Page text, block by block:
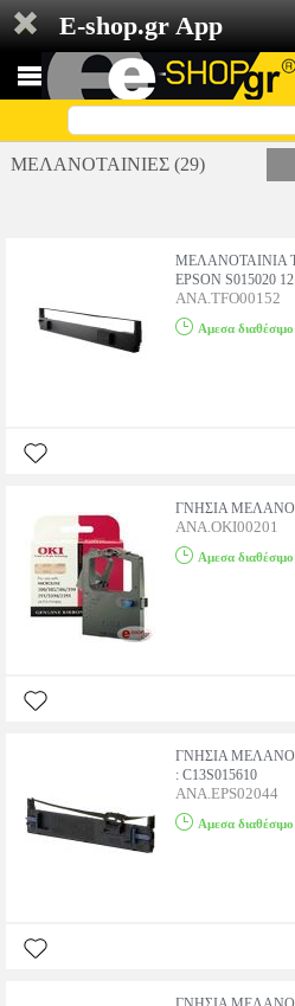
E-shop.gr App
ΜΕΛΑΝΟΤΑΙΝΙΕΣ (29)
ΜΕΛΑΝΟΤΑΙΝΙΑ
EPSON S015020
ANA.TFO00152
Αμεσα διαθέσιμο
ΓΝΗΣΙΑ
ANA.OKI00201
Αμεσα διαθέσιμο
ΓΝΗΣΙΑ
: C13S015610
ANA.EPS02044
Αμεσα διαθέσιμο